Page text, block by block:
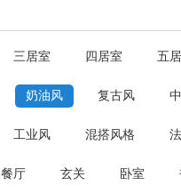
三居室 四居室 五
奶油风 复古风
工业风 混搭风格
餐厅 玄关 卧室